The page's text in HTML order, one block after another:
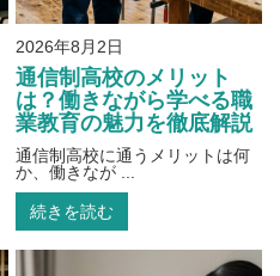
2026年8月2日
通信制高校のメリット
は？働きながら学べる職
業教育の魅力を徹底解説
通信制高校に通うメリットは何
か、働きなが ...
続きを読む